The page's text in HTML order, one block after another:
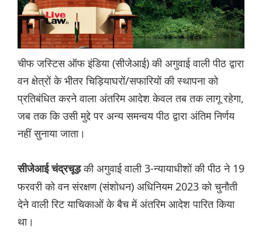
चीफ जस्टिस ऑफ इंडिया (सीजेआई) की अगुवाई वाली पीठ द्वारा
वन क्षेत्रों के भीतर चिड़ियाघरों/सफारियों की स्थापना को
प्रतिबंधित करने वाला अंतरिम आदेश केवल तब तक लागू रहेगा,
जब तक कि उसी मुद्दे पर अन्य समन्वय पीठ द्वारा अंतिम निर्णय
नहीं सुनाया जाता।
सीजेआई चंद्रचूड़की अगुवाई वाली 3-न्यायाधीशों की पीठ ने 19
फरवरी को वन संरक्षण (संशोधन) अधिनियम 2023 को चुनौती
देने वाली रिट याचिकाओं के बैच में अंतरिम आदेश पारित किया
था।